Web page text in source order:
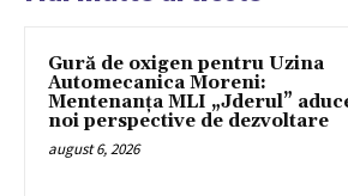
Gură de oxigen pentru Uzina
Automecanica Moreni:
Mentenanța MLI „Jderul”
noi perspective de dezvoltare
august 6, 2026